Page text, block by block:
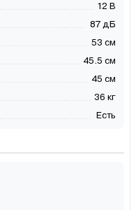
12 В
87 дБ
53 см
45.5 см
45 см
36 кг
Есть